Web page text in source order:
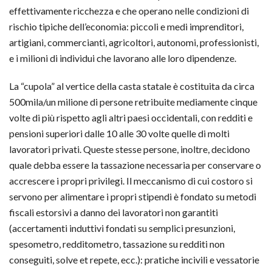
effettivamente ricchezza e che operano nelle condizioni di
rischio tipiche dell’economia: piccoli e medi imprenditori,
artigiani, commercianti, agricoltori, autonomi, professionisti,
e i milioni di individui che lavorano alle loro dipendenze.
La “cupola” al vertice della casta statale è costituita da circa
500mila/un milione di persone retribuite mediamente cinque
volte di più rispetto agli altri paesi occidentali, con redditi e
pensioni superiori dalle 10 alle 30 volte quelle di molti
lavoratori privati. Queste stesse persone, inoltre, decidono
quale debba essere la tassazione necessaria per conservare o
accrescere i propri privilegi. Il meccanismo di cui costoro si
servono per alimentare i propri stipendi è fondato su metodi
fiscali estorsivi a danno dei lavoratori non garantiti
(accertamenti induttivi fondati su semplici presunzioni,
spesometro, redditometro, tassazione su redditi non
conseguiti, solve et repete, ecc.): pratiche incivili e vessatorie